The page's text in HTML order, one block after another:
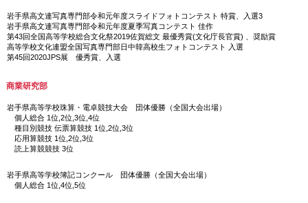
岩手県高文連写真専門部令和元年度スライドフォトコンテスト 特賞、入選3
岩手県高文連写真専門部令和元年度夏季写真コンテスト 佳作
第43回全国高等学校総合文化祭2019佐賀総文 最優秀賞(文化庁長官賞) 、奨励賞
高等学校文化連盟全国写真専門部日中韓高校生フォトコンテスト 入選
第45回2020JPS展 優秀賞、入選
商業研究部
岩手県高等学校珠算・電卓競技大会 団体優勝（全国大会出場）
個人総合 1位,2位,3位,4位
種目別競技 伝票算競技 1位,2位,3位
応用算競技 1位,2位,3位
読上算競競技 3位
岩手県高等学校簿記コンクール 団体優勝（全国大会出場）
個人総合 1位,4位,5位